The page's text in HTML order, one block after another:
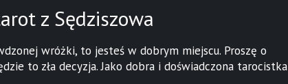
z Sędziszowa
wróżki, to jesteś w dobrym miejscu. Proszę o
to zła decyzja. Jako dobra i doświadczona tarocistka